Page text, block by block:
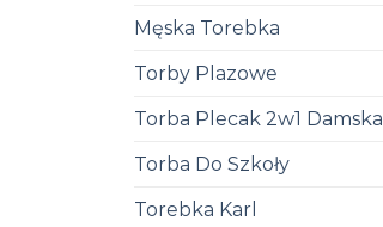
Męska Torebka
Torby Plazowe
Torba Plecak 2w1 Damska
Torba Do Szkoły
Torebka Karl